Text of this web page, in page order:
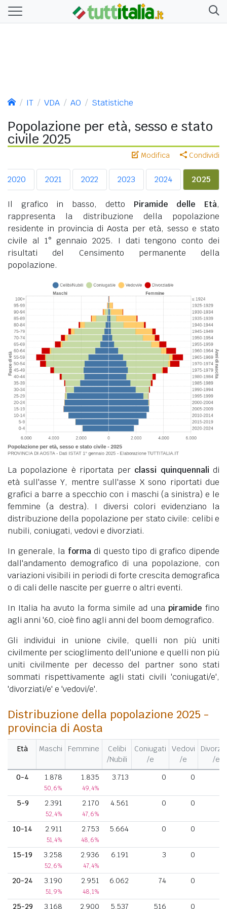
IT VDA AO Statistiche
Popolazione per età, sesso e stato
civile 2025
Modifica Condividi
2020 2021 2022 2023 2024 2025
Il grafico in basso, detto Piramide delle Età,
rappresenta la distribuzione della popolazione
residente in provincia di Aosta per età, sesso e stato
civile al 1° gennaio 2025. I dati tengono conto dei
risultati del Censimento permanente della
popolazione.
La popolazione è riportata per classi quinquennali di
età sull'asse Y, mentre sull'asse X sono riportati due
grafici a barre a specchio con i maschi (a sinistra) e le
femmine (a destra). I diversi colori evidenziano la
distribuzione della popolazione per stato civile: celibi e
nubili, coniugati, vedovi e divorziati.
In generale, la formadi questo tipo di grafico dipende
dall'andamento demografico di una popolazione, con
variazioni visibili in periodi di forte crescita demografica
o di cali delle nascite per guerre o altri eventi.
In Italia ha avuto la forma simile ad una piramide fino
agli anni '60, cioè fino agli anni del boom demografico.
Gli individui in unione civile, quelli non più uniti
civilmente per scioglimento dell'unione e quelli non più
uniti civilmente per decesso del partner sono stati
sommati rispettivamente agli stati civili 'coniugati/e',
'divorziati/e' e 'vedovi/e'.
Distribuzione della popolazione 2025 -
provincia di Aosta
Età Maschi Femmine
Celibi
/Nubili
Coniugati
/e
Vedovi
/e
/e
0-4
1.878
50,6%
1.835
49,4%
3.713 0 0
5-9 2.391
52,4%
2.170
47,6%
4.561 0 0
10-14 2.911
51,4%
2.753
48,6%
5.664 0 0
15-19 3.258
52,6%
2.936
47,4%
6.191 3 0
20-24 3.190
51,9%
2.951
48,1%
6.062 74 0
25-29 3.168 2.900 5.537 516 0